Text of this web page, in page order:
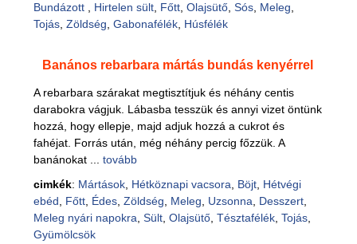
Bundázott
Hirtelen sült, Főtt, Olajsütő, Sós, Meleg
Tojás, Zöldség Gabonafélék, Húsfélék
Banános rebarbara mártás bundás kenyérrel
A rebarbara szárakat megtisztítjuk és néhány centis
darabokra vágjuk. Lábasba tesszük és annyi vizet öntünk
hozzá, hogy ellepje, majd adjuk hozzá a cukrot és
fahéjat. Forrás után, még néhány percig főzzük. A
banánokat ... tovább
cimkék: Mártások, Hétköznapi vacsora Böjt, Hétvégi
ebéd
Főtt, Édes, Zöldség Meleg Uzsonna Desszert,
Meleg nyári napokra Sült, Olajsütő, Tésztafélék, Tojás,
Gyümölcsök